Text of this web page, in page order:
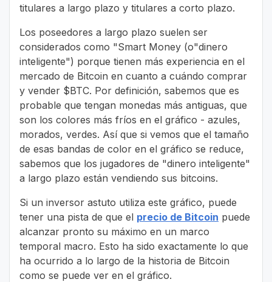
titulares a largo plazo y titulares a corto plazo.
Los poseedores a largo plazo suelen ser
considerados como "Smart Money (o"dinero
inteligente") porque tienen más experiencia en el
mercado de Bitcoin en cuanto a cuándo comprar
y vender $BTC. Por definición, sabemos que es
probable que tengan monedas más antiguas, que
son los colores más fríos en el gráfico - azules,
morados, verdes. Así que si vemos que el tamaño
de esas bandas de color en el gráfico se reduce,
sabemos que los jugadores de "dinero inteligente"
a largo plazo están vendiendo sus bitcoins.
Si un inversor astuto utiliza este gráfico, puede
tener una pista de que el precio de Bitcoin puede
alcanzar pronto su máximo en un marco
temporal macro. Esto ha sido exactamente lo que
ha ocurrido a lo largo de la historia de Bitcoin
como se puede ver en el gráfico.